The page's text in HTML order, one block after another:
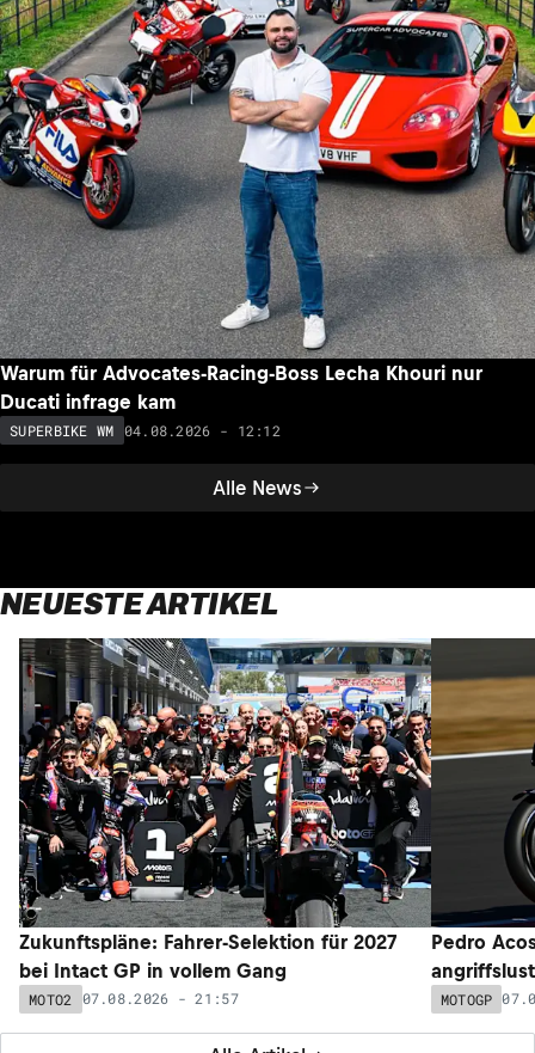
Alle News
Warum für Advocates-Racing-Boss Lecha Khouri nur
Ducati infrage kam
SUPERBIKE WM 04.08.2026 - 12:12
NEUESTE ARTIKEL
Zukunftspläne: Fahrer-Selektion für 2027
bei Intact GP in vollem Gang
MOTO2 07.08.2026 - 21:57
Pedro
MOTOGP